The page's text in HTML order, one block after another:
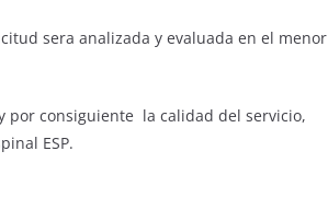
sera analizada y evaluada en el menor
por consiguiente la calidad del servicio,
ESP.